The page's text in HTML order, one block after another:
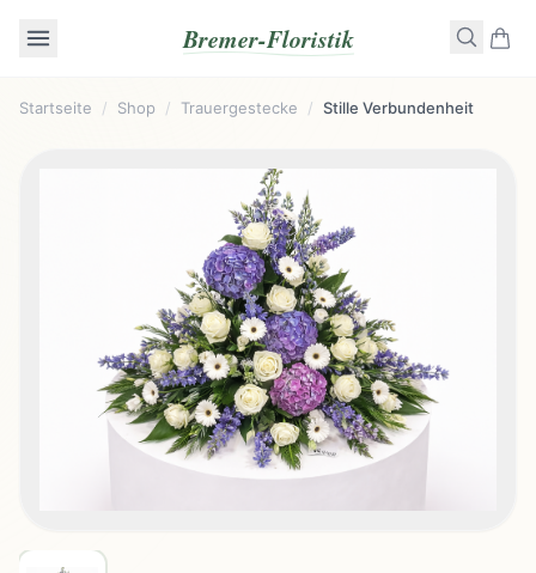
Bremer-Floristik
Startseite / Shop / Trauergestecke / Stille Verbundenheit